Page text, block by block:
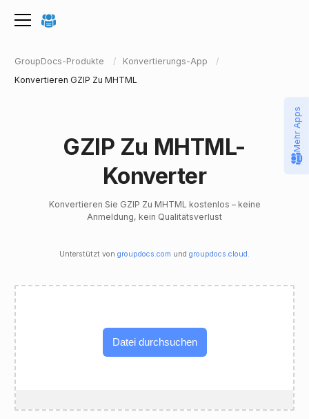
GroupDocs-Produkte
Konvertierungs-App
Konvertieren GZIP Zu MHTML
GZIP Zu MHTML-
Konverter
Konvertieren Sie GZIP Zu MHTML kostenlos – keine
Anmeldung, kein Qualitätsverlust
Unterstützt von groupdocs.com und groupdocs.cloud .
Datei durchsuchen
Mehr Apps